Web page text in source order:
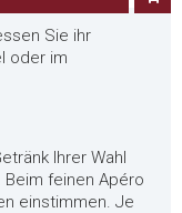
Sie ihr
oder im
Ihrer Wahl
feinen Apéro
einstimmen. Je